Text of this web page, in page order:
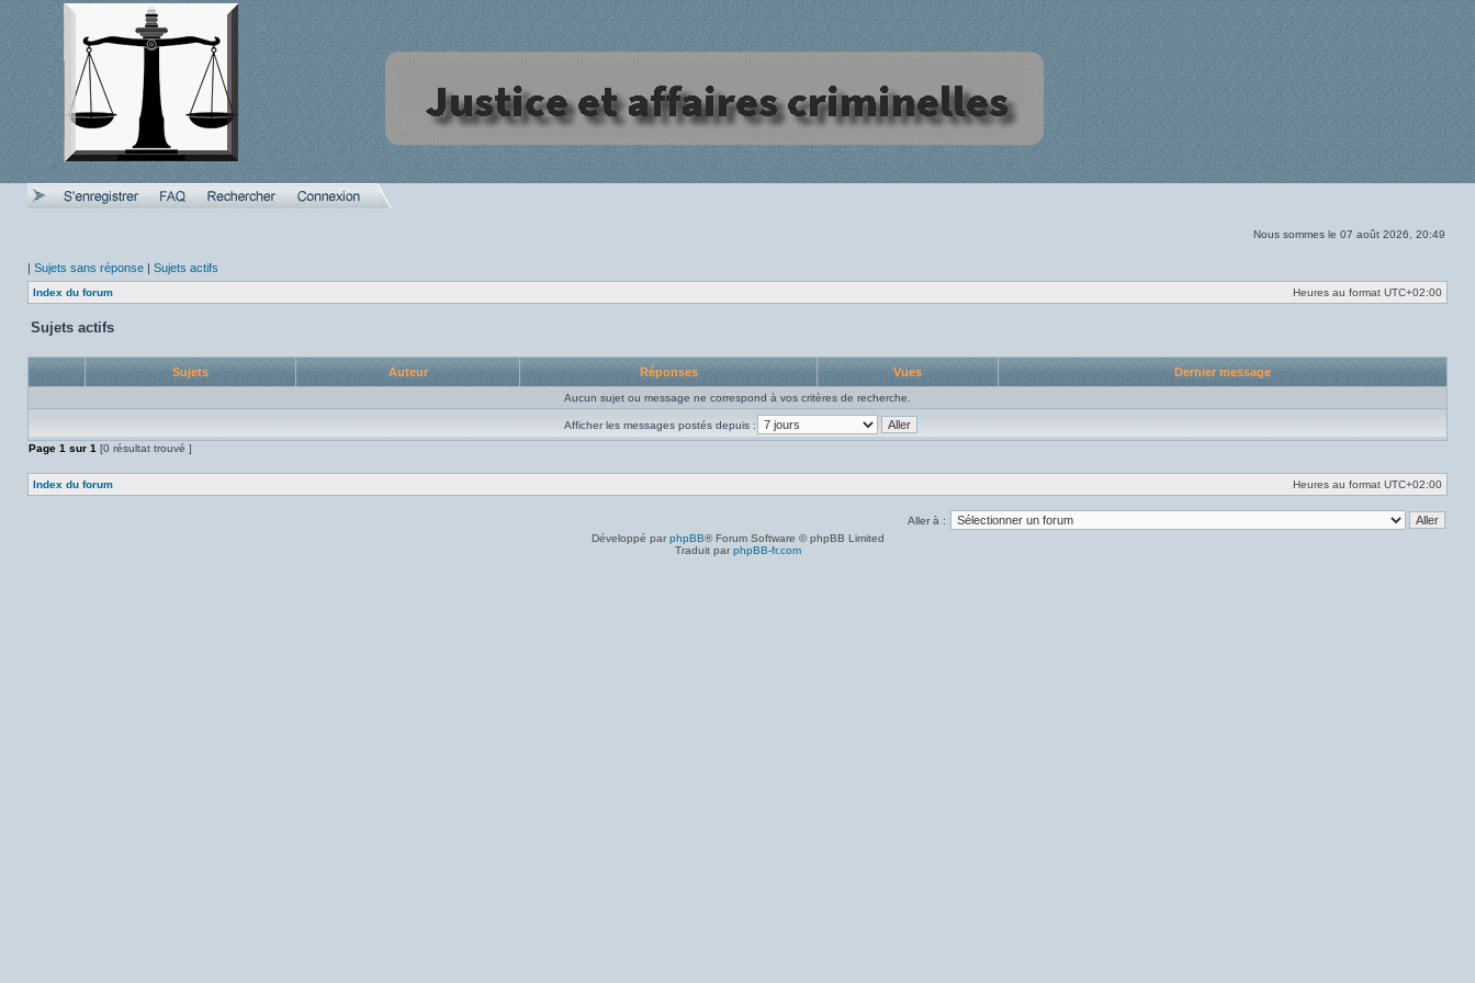
Nous sommes le 07 août 2026, 20:49
| Sujets sans réponse | Sujets actifs
Index du forum Heures au format UTC+02:00
Sujets actifs
Sujets Auteur Réponses Vues Dernier message
Aucun sujet ou message ne correspond à vos critères de recherche.
Afficher les messages postés depuis :
Page 1 sur 1 [0 résultat trouvé ]
Index du forum Heures au format UTC+02:00
Aller à :
Développé par phpBB® Forum Software © phpBB Limited
Traduit par phpBB-fr.com